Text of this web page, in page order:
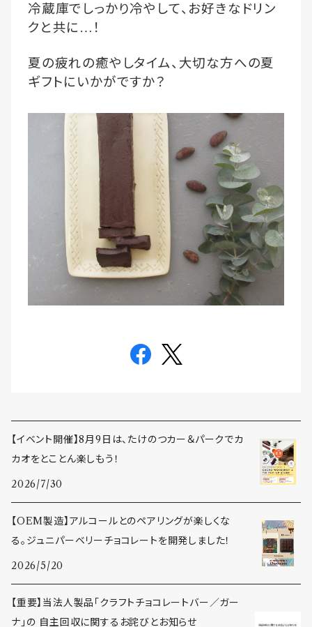
冷蔵庫でしっかり冷やして、お好きなドリン
クと共に … ！
夏の疲れの癒やしタイム、大切な方への夏
ギフトにいかがですか？
【イベント開催】8月9日は、たけのつカー＆パークでカ
カオをとことん楽しもう！
2026/7/30
【OEM製造】アルコールとのペアリングが楽しくな
る。ジュニパーベリーチョコレートを開発しました！
2026/5/20
【重要】当法人製品「クラフトチョコレートバー／ガー
ナ」の 自主回収に関するお詫びとお知らせ